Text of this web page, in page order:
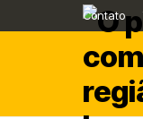
Contato